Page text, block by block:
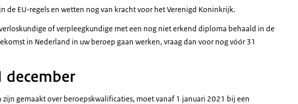
de EU-regels en wetten nog van kracht voor het Verenigd Koninkrijk.
of verpleegkundige met een nog niet erkend diploma behaald in de
in Nederland in uw beroep gaan werken, vraag dan voor nog vóór 31
december
zijn gemaakt over beroepskwalificaties, moet vanaf 1 januari 2021 bij een